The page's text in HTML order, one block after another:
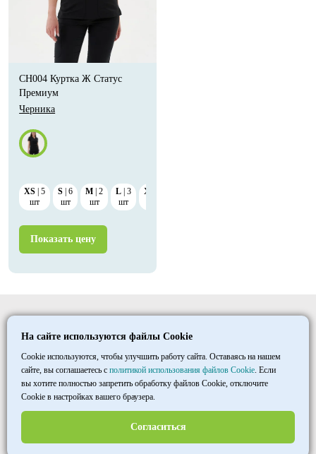
CH004 Куртка Ж Статус
Премиум
Черника
XS 5
шт
S 6
шт
M 2
шт
L 3
шт
XL
Показать цену
©1997- 2026
ООО «ТД «МАКСИМУМ»
+7 8452 33 86 03
пн–пт 7:00-15:30 МСК
opt@halatmed.ru
Пользовательское соглашение
На сайте используются файлы Cookie
Cookie используются, чтобы улучшить работу сайта. Оставаясь на нашем
сайте, вы соглашаетесь с политикой использования файлов Cookie. Если
вы хотите полностью запретить обработку файлов Cookie, отключите
Cookie в настройках вашего браузера.
Согласиться